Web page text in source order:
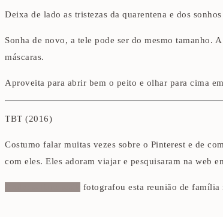
Deixa de lado as tristezas da quarentena e dos
Sonha de novo, a tele pode ser do mesmo tamanho.
máscaras.
Aproveita para abrir bem o peito e olhar para cima
TBT (2016)
Costumo falar muitas vezes sobre o Pinterest e de
com eles. Eles adoram viajar e pesquisaram na web
fotografou esta reunião de família